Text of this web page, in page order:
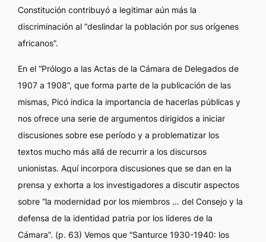
Constitución contribuyó a legitimar aún más la
discriminación al “deslindar la población por sus orígenes
africanos”.
En el “Prólogo a las Actas de la Cámara de Delegados de
1907 a 1908”, que forma parte de la publicación de las
mismas, Picó indica la importancia de hacerlas públicas y
nos ofrece una serie de argumentos dirigidos a iniciar
discusiones sobre ese período y a problematizar los
textos mucho más allá de recurrir a los discursos
unionistas. Aquí incorpora discusiones que se dan en la
prensa y exhorta a los investigadores a discutir aspectos
sobre “la modernidad por los miembros … del Consejo y la
defensa de la identidad patria por los líderes de la
Cámara”. (p. 63) Vemos que “Santurce 1930-1940: los